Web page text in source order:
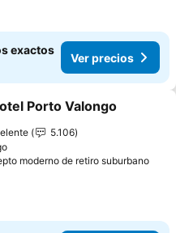
exactos
Ver precios
a favoritos
Porto Valongo
5.106
moderno de retiro suburbano